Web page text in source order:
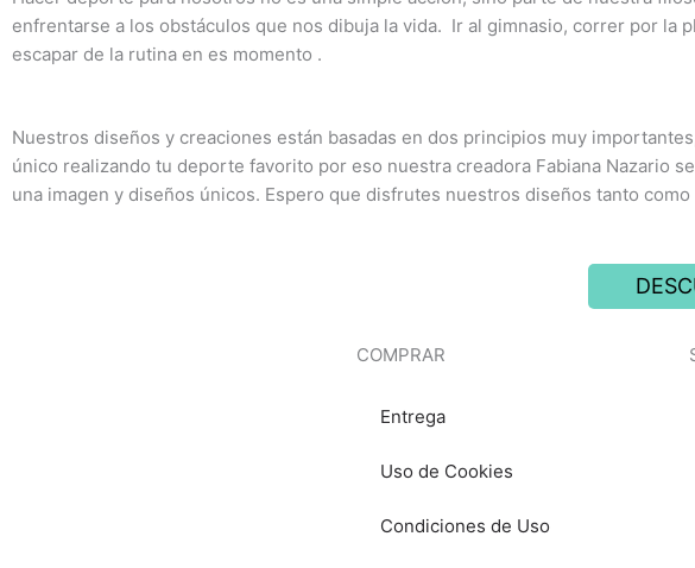
enfrentarse a los obstáculos que nos dibuja la vida. Ir al gimnasio, correr por
escapar de la rutina en es momento .
Nuestros diseños y creaciones están basadas en dos principios muy
único realizando tu deporte favorito por eso nuestra creadora Fabiana Nazario
una imagen y diseños únicos. Espero que disfrutes nuestros diseños tanto
COMPRAR
Entrega
Uso de Cookies
Condiciones de Uso